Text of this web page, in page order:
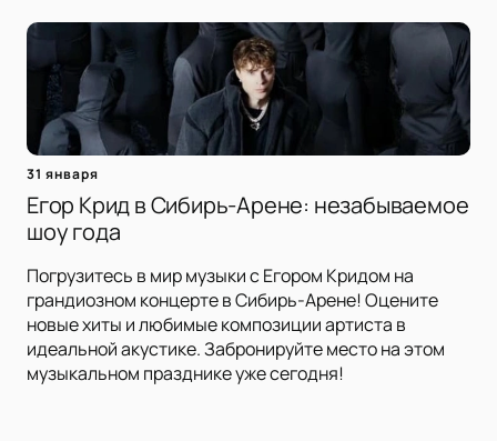
31 января
Егор Крид в Сибирь-Арене: незабываемое
шоу года
Погрузитесь в мир музыки с Егором Кридом на
грандиозном концерте в Сибирь-Арене! Оцените
новые хиты и любимые композиции артиста в
идеальной акустике. Забронируйте место на этом
музыкальном празднике уже сегодня!